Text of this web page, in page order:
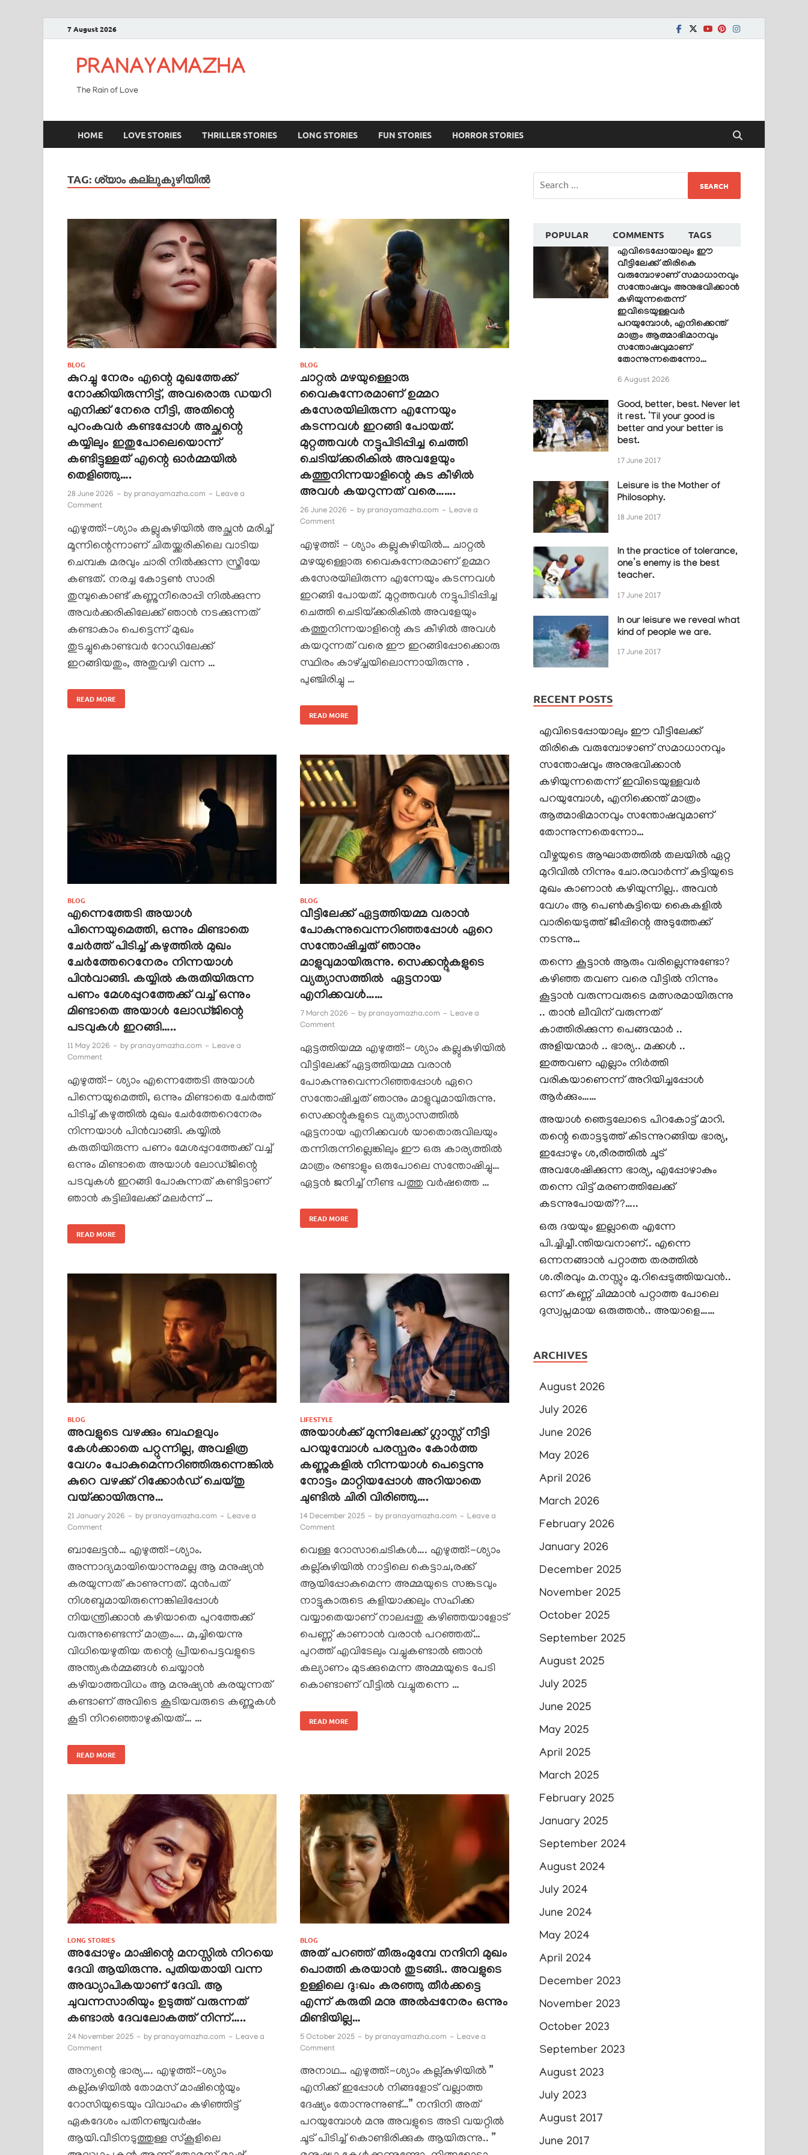
7 August 2026
PRANAYAMAZHA
The Rain of Love
HOME LOVE STORIES THRILLER STORIES LONG STORIES FUN STORIES HORROR STORIES
TAG: ശ്യാം കല്ലുകുഴിയിൽ
BLOG
കുറച്ചു നേരം എന്റെ മുഖത്തേക്ക്
നോക്കിയിരുന്നിട്ട്, അവരൊരു ഡയറി
എനിക്ക് നേരെ നീട്ടി, അതിന്റെ
പുറംകവർ കണ്ടപ്പോൾ അച്ഛന്റെ
കയ്യിലും ഇതുപോലെയൊന്ന്
കണ്ടിട്ടുള്ളത് എന്റെ ഓർമ്മയിൽ
തെളിഞ്ഞു….
28 June 2026 - by pranayamazha.com - Leave a
Comment
എഴുത്ത്:-ശ്യാം കല്ലുകുഴിയിൽ അച്ഛൻ മരിച്ച്
മൂന്നിന്റെന്നാണ് ചിതയ്ക്കരികിലെ വാടിയ
ചെമ്പക മരവും ചാരി നിൽക്കുന്ന സ്ത്രീയേ
കണ്ടത്. നരച്ച കോട്ടൺ സാരി
തുമ്പുകൊണ്ട് കണ്ണുനീരൊപ്പി നിൽക്കുന്ന
അവർക്കരികിലേക്ക് ഞാൻ നടക്കുന്നത്
കണ്ടാകാം പെട്ടെന്ന് മുഖം
തുടച്ചുകൊണ്ടവർ റോഡിലേക്ക്
ഇറങ്ങിയതും, അതുവഴി വന്ന …
READ MORE
BLOG
ചാറ്റൽ മഴയുള്ളൊരു
വൈകുന്നേരമാണ് ഉമ്മറ
കസേരയിലിരുന്ന എന്നേയും
കടന്നവൾ ഇറങ്ങി പോയത്.
മുറ്റത്തവൾ നട്ടുപിടിപ്പിച്ച ചെത്തി
ചെടിയ്‌ക്കരികിൽ അവളേയും
കത്തുനിന്നയാളിന്റെ കുട കീഴിൽ
അവൾ കയറുന്നത് വരെ…….
26 June 2026 - by pranayamazha.com - Leave a
Comment
എഴുത്ത്: – ശ്യാം കല്ലുകുഴിയിൽ… ചാറ്റൽ
മഴയുള്ളൊരു വൈകുന്നേരമാണ് ഉമ്മറ
കസേരയിലിരുന്ന എന്നേയും കടന്നവൾ
ഇറങ്ങി പോയത്. മുറ്റത്തവൾ നട്ടുപിടിപ്പിച്ച
ചെത്തി ചെടിയ്‌ക്കരികിൽ അവളേയും
കത്തുനിന്നയാളിന്റെ കുട കീഴിൽ അവൾ
കയറുന്നത് വരെ ഈ ഇറങ്ങിപ്പോക്കൊരു
സ്ഥിരം കാഴ്ച്ചയിലൊന്നായിരുന്നു .
പുഞ്ചിരിച്ചു …
READ MORE
BLOG
എന്നെത്തേടി അയാൾ
പിന്നെയുമെത്തി, ഒന്നും മിണ്ടാതെ
ചേർത്ത് പിടിച്ച് കഴുത്തിൽ മുഖം
ചേർത്തേറെനേരം നിന്നയാൾ
പിൻവാങ്ങി. കയ്യിൽ കരുതിയിരുന്ന
പണം മേശപ്പുറത്തേക്ക് വച്ച് ഒന്നും
മിണ്ടാതെ അയാൾ ലോഡ്ജിന്റെ
പടവുകൾ ഇറങ്ങി…..
11 May 2026 - by pranayamazha.com - Leave a
Comment
എഴുത്ത്:- ശ്യാം എന്നെത്തേടി അയാൾ
പിന്നെയുമെത്തി, ഒന്നും മിണ്ടാതെ ചേർത്ത്
പിടിച്ച് കഴുത്തിൽ മുഖം ചേർത്തേറെനേരം
നിന്നയാൾ പിൻവാങ്ങി. കയ്യിൽ
കരുതിയിരുന്ന പണം മേശപ്പുറത്തേക്ക് വച്ച്
ഒന്നും മിണ്ടാതെ അയാൾ ലോഡ്ജിന്റെ
പടവുകൾ ഇറങ്ങി പോകുന്നത് കണ്ടിട്ടാണ്
ഞാൻ കട്ടിലിലേക്ക് മലർന്ന് …
READ MORE
BLOG
വീട്ടിലേക്ക് ഏട്ടത്തിയമ്മ വരാൻ
പോകുന്നുവെന്നറിഞ്ഞപ്പോൾ ഏറെ
സന്തോഷിച്ചത് ഞാനും
മാളുവുമായിരുന്നു. സെക്കന്റുകളുടെ
വ്യത്യാസത്തിൽ ഏട്ടനായ
എനിക്കവൾ……
7 March 2026 - by pranayamazha.com - Leave a
Comment
ഏട്ടത്തിയമ്മ എഴുത്ത്:- ശ്യാം കല്ലുകുഴിയിൽ
വീട്ടിലേക്ക് ഏട്ടത്തിയമ്മ വരാൻ
പോകുന്നുവെന്നറിഞ്ഞപ്പോൾ ഏറെ
സന്തോഷിച്ചത് ഞാനും മാളുവുമായിരുന്നു.
സെക്കന്റുകളുടെ വ്യത്യാസത്തിൽ
ഏട്ടനായ എനിക്കവൾ യാതൊരുവിലയും
തന്നിരുന്നില്ലെങ്കിലും ഈ ഒരു കാര്യത്തിൽ
മാത്രം രണ്ടാളും ഒരുപോലെ സന്തോഷിച്ചു…
ഏട്ടൻ ജനിച്ച് നീണ്ട പത്തു വർഷത്തെ …
READ MORE
BLOG
അവളുടെ വഴക്കും ബഹളവും
കേൾക്കാതെ പറ്റുന്നില്ല, അവളിത്ര
വേഗം പോകുമെന്നറിഞ്ഞിരുന്നെങ്കിൽ
കുറെ വഴക്ക് റിക്കോർഡ് ചെയ്തു
വയ്ക്കായിരുന്നു…
21 January 2026 - by pranayamazha.com - Leave a
Comment
ബാലേട്ടൻ… എഴുത്ത്:-ശ്യാം.
അന്നാദ്യമായിയൊന്നുമല്ല ആ മനുഷ്യൻ
കരയുന്നത് കാണുന്നത്. മുൻപത്
നിശബ്ദമായിരുന്നെങ്കിലിപ്പോൾ
നിയന്ത്രിക്കാൻ കഴിയാതെ പുറത്തേക്ക്
വരുന്നുണ്ടെന്ന് മാത്രം…. മ,ച്ചിയെന്നു
വിധിയെഴുതിയ തന്റെ പ്രീയപെട്ടവളുടെ
അന്ത്യകർമ്മങ്ങൾ ചെയ്യാൻ
കഴിയാത്തവിധം ആ മനുഷ്യൻ കരയുന്നത്
കണ്ടാണ് അവിടെ കൂടിയവരുടെ കണ്ണുകൾ
കൂടി നിറഞ്ഞൊഴുകിയത്… …
READ MORE
LIFESTYLE
അയാൾക്ക് മുന്നിലേക്ക് ഗ്ലാസ്സ് നീട്ടി
പറയുമ്പോൾ പരസ്പരം കോർത്ത
കണ്ണുകളിൽ നിന്നയാൾ പെട്ടെന്നു
നോട്ടം മാറ്റിയപ്പോൾ അറിയാതെ
ചുണ്ടിൽ ചിരി വിരിഞ്ഞു….
14 December 2025 - by pranayamazha.com - Leave a
Comment
വെള്ള റോസാചെടികൾ…. എഴുത്ത്:-ശ്യാം
കല്ല്കുഴിയിൽ നാട്ടിലെ കെട്ടാച,രക്ക്
ആയിപ്പോകുമെന്ന അമ്മയുടെ സങ്കടവും
നാട്ടുകാരുടെ കളിയാക്കലും സഹിക്ക
വയ്യാതെയാണ് നാലപ്പതു കഴിഞ്ഞയാളോട്
പെണ്ണ് കാണാൻ വരാൻ പറഞ്ഞത്…
പുറത്ത് എവിടേലും വച്ചുകണ്ടാൽ ഞാൻ
കല്യാണം മുടക്കുമെന്ന അമ്മയുടെ പേടി
കൊണ്ടാണ് വീട്ടിൽ വച്ചുതന്നെ …
READ MORE
LONG STORIES
അപ്പോഴും മാഷിന്റെ മനസ്സിൽ നിറയെ
ദേവി ആയിരുന്നു. പുതിയതായി വന്ന
അദ്ധ്യാപികയാണ് ദേവി. ആ
ചുവന്നസാരിയും ഉടുത്ത് വരുന്നത്
കണ്ടാൽ ദേവലോകത്ത് നിന്ന്…..
24 November 2025 - by pranayamazha.com - Leave a
Comment
അന്യന്റെ ഭാര്യ…. എഴുത്ത്:-ശ്യാം
കല്ല്കുഴിയിൽ തോമസ് മാഷിന്റെയും
റോസിയുടെയും വിവാഹം കഴിഞ്ഞിട്ട്
ഏകദേശം പതിനഞ്ചുവർഷം
ആയി.വീടിനടുത്തുള്ള സ്കൂളിലെ
BLOG
അത് പറഞ്ഞ് തീരുംമുമ്പേ നന്ദിനി മുഖം
പൊത്തി കരയാൻ തുടങ്ങി.. അവളുടെ
ഉള്ളിലെ ദുഃഖം കരഞ്ഞു തീർക്കട്ടെ
എന്ന് കരുതി മനു അൽപ്പനേരം ഒന്നും
മിണ്ടിയില്ല…
5 October 2025 - by pranayamazha.com - Leave a
Comment
അനാഥ… എഴുത്ത്:-ശ്യാം കല്ല്കുഴിയിൽ ”
എനിക്ക് ഇപ്പോൾ നിങ്ങളോട് വല്ലാത്ത
ദേഷ്യം തോന്നുന്നുണ്ട്…” നന്ദിനി അത്
പറയുമ്പോൾ മനു അവളുടെ അടി വയറ്റിൽ
ചൂട് പിടിച്ച് കൊണ്ടിരിക്കുക ആയിരുന്നു.. ”
POPULAR COMMENTS TAGS
എവിടെപ്പോയാലും ഈ
വീട്ടിലേക്ക് തിരികെ
വരുമ്പോഴാണ് സമാധാനവും
സന്തോഷവും അനുഭവിക്കാൻ
കഴിയുന്നതെന്ന്
ഇവിടെയുള്ളവർ
പറയുമ്പോൾ, എനിക്കെന്ത്
മാത്രം ആത്മാഭിമാനവും
സന്തോഷവുമാണ്
തോന്നുന്നതെന്നോ…
6 August 2026
Good, better, best. Never let
it rest. ‘Til your good is
better and your better is
best.
17 June 2017
Leisure is the Mother of
Philosophy.
18 June 2017
In the practice of tolerance,
one’s enemy is the best
teacher.
17 June 2017
In our leisure we reveal what
kind of people we are.
17 June 2017
RECENT POSTS
എവിടെപ്പോയാലും ഈ വീട്ടിലേക്ക്
തിരികെ വരുമ്പോഴാണ് സമാധാനവും
സന്തോഷവും അനുഭവിക്കാൻ
കഴിയുന്നതെന്ന് ഇവിടെയുള്ളവർ
പറയുമ്പോൾ, എനിക്കെന്ത് മാത്രം
ആത്മാഭിമാനവും സന്തോഷവുമാണ്
തോന്നുന്നതെന്നോ…
വീഴ്ചയുടെ ആഘാതത്തിൽ തലയിൽ ഏറ്റ
മുറിവിൽ നിന്നും ചോ.രവാർന്ന് കുട്ടിയുടെ
മുഖം കാണാൻ കഴിയുന്നില്ല.. അവൻ
വേഗം ആ പെൺകുട്ടിയെ കൈകളിൽ
വാരിയെടുത്ത് ജീപ്പിന്റെ അടുത്തേക്ക്
നടന്നു…
തന്നെ കൂട്ടാൻ ആരും വരില്ലെന്നുണ്ടോ?
കഴിഞ്ഞ തവണ വരെ വീട്ടിൽ നിന്നും
കൂട്ടാൻ വരുന്നവരുടെ മത്സരമായിരുന്നു
.. താൻ ലീവിന് വരുന്നത്
കാത്തിരിക്കുന്ന പെങ്ങന്മാർ ..
അളിയന്മാർ .. ഭാര്യ.. മക്കൾ ..
ഇത്തവണ എല്ലാം നിർത്തി
വരികയാണെന്ന് അറിയിച്ചപ്പോൾ
ആർക്കും……
അയാൾ ഞെട്ടലോടെ പിറകോട്ട് മാറി.
തന്റെ തൊട്ടടുത്ത് കിടന്നുറങ്ങിയ ഭാര്യ,
ഇപ്പോഴും ശ,രീരത്തിൽ ചൂട്
അവശേഷിക്കുന്ന ഭാര്യ, എപ്പോഴാകും
തന്നെ വിട്ട് മരണത്തിലേക്ക്
കടന്നുപോയത്??…..
ഒരു ദയയും ഇല്ലാതെ എന്നേ
പി.ച്ചിച്ചീ.ന്തിയവനാണ്.. എന്നെ
ഒന്നനങ്ങാൻ പറ്റാത്ത തരത്തിൽ
ശ.രീരവും മ.നസ്സും മു.റിപ്പെടുത്തിയവൻ..
ഒന്ന് കണ്ണ് ചിമ്മാൻ പറ്റാത്ത പോലെ
ദുസ്വപ്നമായ ഒരുത്തൻ.. അയാളെ……
ARCHIVES
August 2026
July 2026
June 2026
May 2026
April 2026
March 2026
February 2026
January 2026
December 2025
November 2025
October 2025
September 2025
August 2025
July 2025
June 2025
May 2025
April 2025
March 2025
February 2025
January 2025
September 2024
August 2024
July 2024
June 2024
May 2024
April 2024
December 2023
November 2023
October 2023
September 2023
August 2023
July 2023
August 2017
June 2017